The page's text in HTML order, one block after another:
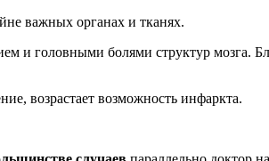
важных органах и тканях.
и головными болями структур мозга.
возрастает возможность инфаркта.